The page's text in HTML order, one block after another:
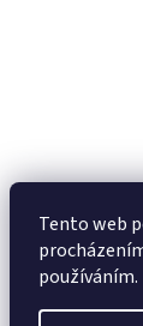
Tento web
používáním.
Ověřeno